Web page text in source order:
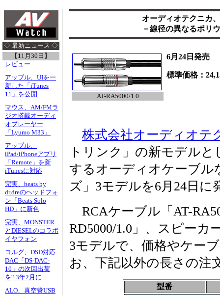
◇ 最新ニュース ◇
【11月30日】
レビュー
アップル、UIを一
新した「iTunes
11」を公開
マウス、AM/FMラ
ジオ搭載オーディ
オプレーヤー
「Lyumo M33」
アップル、
iPad/iPhoneアプリ
「Remote」を新
iTunesに対応
完実、beats by
dr.dreのヘッドフォ
ン「Beats Solo
HD」に新色
完実、MONSTER
とDIESELのコラボ
イヤフォン
コルグ、DSD対応
DAC「DS-DAC-
10」の次回出荷
を'13年2月に
ALO、真空管USB
オーディオテクニカ
－線径の異なるポリ
AT-RA5000/1.0
6月24日発売
標準価格：
株式会社オーディオテ
トリンク」の新モデル
するオーディオケーブル
ズ」3モデルを6月24日に
RCAケーブル「AT-
RD5000/1.0」、スピーカ
3モデルで、価格やケー
お、下記以外の長さの注
型番